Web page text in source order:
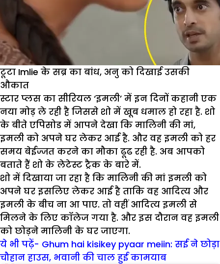
टूटा Imlie के सब्र का बांध, अनु को दिखाई उसकी
औकात
स्टार प्लस का सीरियल ‘इमली’ में इन दिनों कहानी एक
नया मोड़ ले रही है जिससे शो में खूब धमाल हो रहा है. शो
के बीते एपिसोड में आपने देखा कि मालिनी की मां,
इमली को अपने घर लेकर आई है. और वह इमली को हर
समय बेईज्जत करने का मौका ढूढ रही है. अब आपको
बताते हैं शो के लेटेस्ट ट्रैक के बारे में.
शो में दिखाया जा रहा है कि मालिनी की मां इमली को
अपने घर इसलिए लेकर आई है ताकि वह आदित्य और
इमली के बीच ना आ पाए. तो वहीं आदित्य इमली से
मिलने के लिए कॉलेज गया है. और इस दौरान वह इमली
को छोड़ने मालिनी के घर जाएगा.
ये भी पढ़ें- Ghum hai kisikey pyaar meiin: सई ने छोड़ा
चौहान हाउस, भवानी की चाल हुई कामयाब